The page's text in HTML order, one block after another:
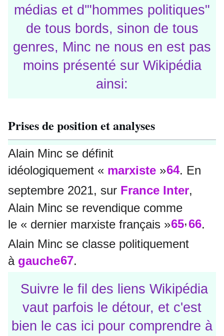
médias et d'"hommes politiques"
de tous bords, sinon de tous
genres, Minc ne nous en est pas
moins présenté sur Wikipédia
ainsi:
Prises de position et analyses
Alain Minc se définit
idéologiquement « marxiste »64. En
septembre 2021, sur France Inter,
Alain Minc se revendique comme
le « dernier marxiste français »65,66.
Alain Minc se classe politiquement
à gauche67.
Suivre le fil des liens Wikipédia
vaut parfois le détour, et c'est
bien le cas ici pour comprendre à